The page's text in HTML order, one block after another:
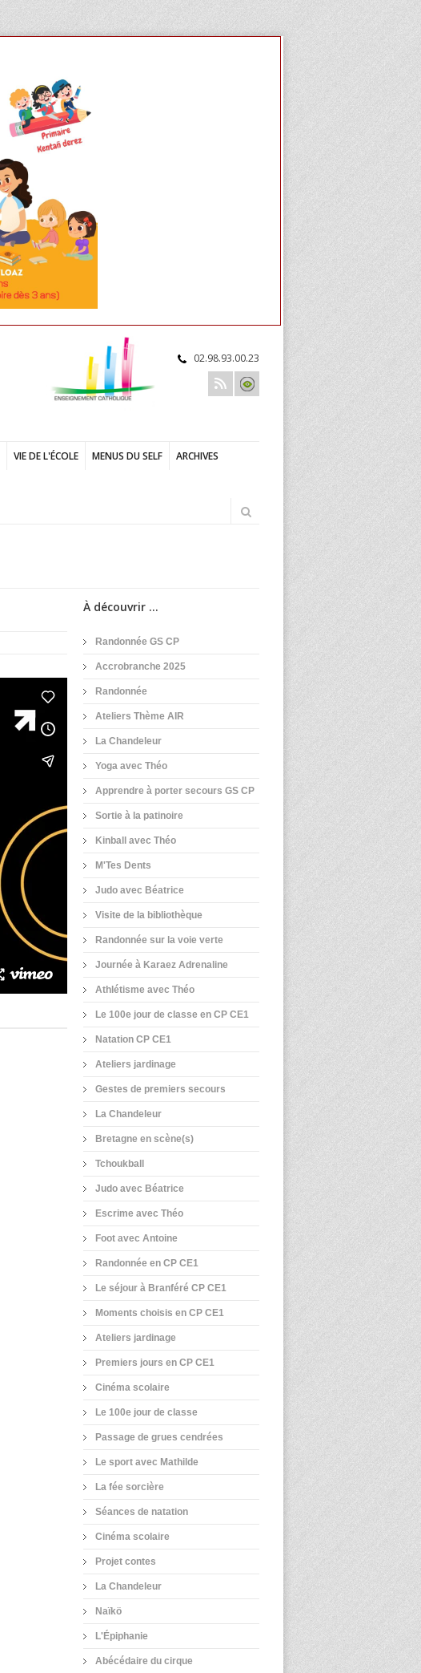
02.98.93.00.23
VIE DE L'ÉCOLE MENUS DU SELF ARCHIVES
À découvrir ...
Randonnée GS CP
Accrobranche 2025
Randonnée
Ateliers Thème AIR
La Chandeleur
Yoga avec Théo
Apprendre à porter secours GS CP
Sortie à la patinoire
Kinball avec Théo
M'Tes Dents
Judo avec Béatrice
Visite de la bibliothèque
Randonnée sur la voie verte
Journée à Karaez Adrenaline
Athlétisme avec Théo
Le 100e jour de classe en CP CE1
Natation CP CE1
Ateliers jardinage
Gestes de premiers secours
La Chandeleur
Bretagne en scène(s)
Tchoukball
Judo avec Béatrice
Escrime avec Théo
Foot avec Antoine
Randonnée en CP CE1
Le séjour à Branféré CP CE1
Moments choisis en CP CE1
Ateliers jardinage
Premiers jours en CP CE1
Cinéma scolaire
Le 100e jour de classe
Passage de grues cendrées
Le sport avec Mathilde
La fée sorcière
Séances de natation
Cinéma scolaire
Projet contes
La Chandeleur
Naïkö
L'Épiphanie
Abécédaire du cirque